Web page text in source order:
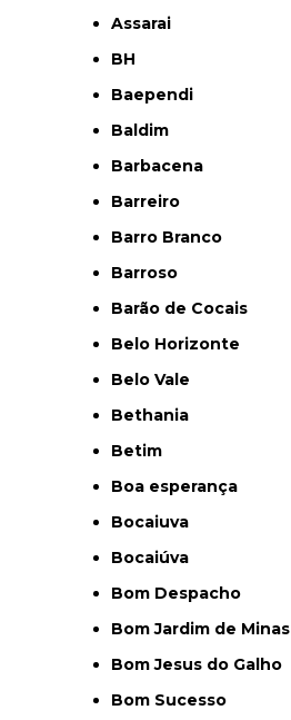
Assarai
BH
Baependi
Baldim
Barbacena
Barreiro
Barro Branco
Barroso
Barão de Cocais
Belo Horizonte
Belo Vale
Bethania
Betim
Boa esperança
Bocaiuva
Bocaiúva
Bom Despacho
Bom Jardim de Minas
Bom Jesus do Galho
Bom Sucesso